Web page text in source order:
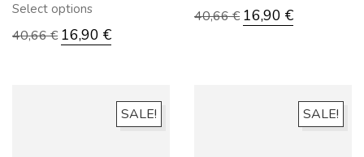
Select options
40,66€ 16,90 €
40,66€ 16,90 €
SALE! SALE!